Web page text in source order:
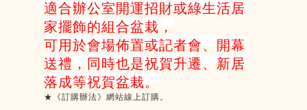
適合辦公室開運招財或綠生活居
家擺飾的組合盆栽，
可用於會場佈置或記者會、開幕
送禮，同時也是祝賀升遷、新居
落成等祝賀盆栽。
★《訂購辦法》網站線上訂購。